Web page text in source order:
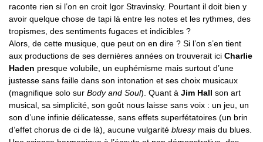
raconte rien si l’on en croit Igor Stravinsky. Pourtant il doit bien y
avoir quelque chose de tapi là entre les notes et les rythmes, des
tropismes, des sentiments fugaces et indicibles ?
Alors, de cette musique, que peut on en dire ? Si l’on s’en tient
aux productions de ses dernières années on trouverait ici Charlie
Haden presque volubile, un euphémisme mais surtout d’une
justesse sans faille dans son intonation et ses choix musicaux
(magnifique solo sur Body and Soul). Quant à Jim Hall son art
musical, sa simplicité, son goût nous laisse sans voix : un jeu, un
son d’une infinie délicatesse, sans effets superfétatoires (un brin
d’effet chorus de ci de là), aucune vulgarité bluesymais du blues.